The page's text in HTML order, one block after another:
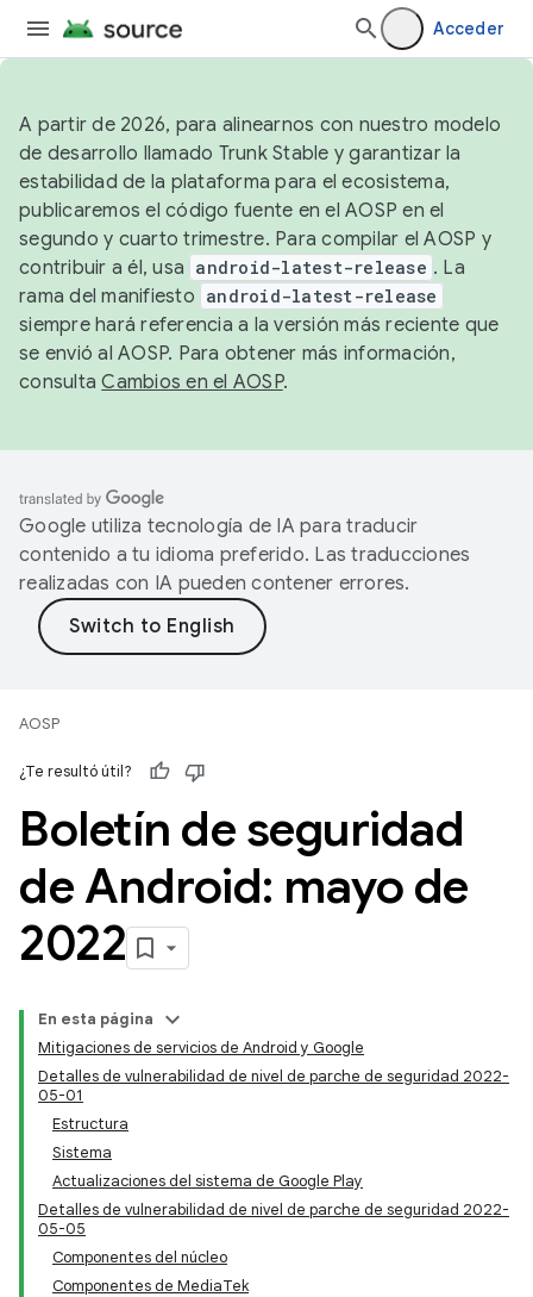
Acceder
A partir de 2026, para alinearnos con nuestro modelo
de desarrollo llamado Trunk Stable y garantizar la
estabilidad de la plataforma para el ecosistema,
publicaremos el código fuente en el AOSP en el
segundo y cuarto trimestre. Para compilar el AOSP y
contribuir a él, usa android-latest-release . La
rama del manifiesto android-latest-release
siempre hará referencia a la versión más reciente que
se envió al AOSP. Para obtener más información,
consultaCambios en el AOSP.
Google utiliza tecnología de IA para traducir
contenido a tu idioma preferido. Las traducciones
realizadas con IA pueden contener errores.
AOSP
¿Te resultó útil?
Boletín de seguridad
de Android: mayo de
2022
En esta página
Mitigaciones de servicios de Android y Google
Detalles de vulnerabilidad de nivel de parche de seguridad 2022-
05-01
Estructura
Sistema
Actualizaciones del sistema de Google Play
Detalles de vulnerabilidad de nivel de parche de seguridad 2022-
05-05
Componentes del núcleo
Componentes de MediaTek